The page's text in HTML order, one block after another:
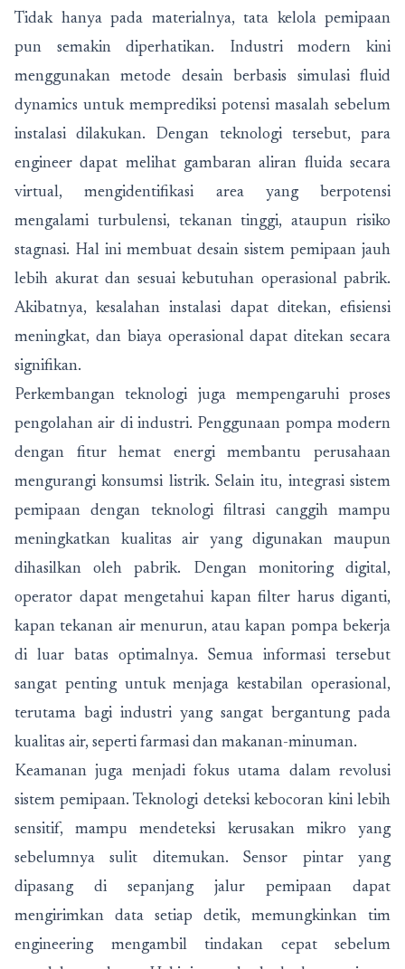
Tidak hanya pada materialnya, tata kelola pemipaan
pun semakin diperhatikan. Industri modern kini
menggunakan metode desain berbasis simulasi fluid
dynamics untuk memprediksi potensi masalah sebelum
instalasi dilakukan. Dengan teknologi tersebut, para
engineer dapat melihat gambaran aliran fluida secara
virtual, mengidentifikasi area yang berpotensi
mengalami turbulensi, tekanan tinggi, ataupun risiko
stagnasi. Hal ini membuat desain sistem pemipaan jauh
lebih akurat dan sesuai kebutuhan operasional pabrik.
Akibatnya, kesalahan instalasi dapat ditekan, efisiensi
meningkat, dan biaya operasional dapat ditekan secara
signifikan.
Perkembangan teknologi juga mempengaruhi proses
pengolahan air di industri. Penggunaan pompa modern
dengan fitur hemat energi membantu perusahaan
mengurangi konsumsi listrik. Selain itu, integrasi sistem
pemipaan dengan teknologi filtrasi canggih mampu
meningkatkan kualitas air yang digunakan maupun
dihasilkan oleh pabrik. Dengan monitoring digital,
operator dapat mengetahui kapan filter harus diganti,
kapan tekanan air menurun, atau kapan pompa bekerja
di luar batas optimalnya. Semua informasi tersebut
sangat penting untuk menjaga kestabilan operasional,
terutama bagi industri yang sangat bergantung pada
kualitas air, seperti farmasi dan makanan-minuman.
Keamanan juga menjadi fokus utama dalam revolusi
sistem pemipaan. Teknologi deteksi kebocoran kini lebih
sensitif, mampu mendeteksi kerusakan mikro yang
sebelumnya sulit ditemukan. Sensor pintar yang
dipasang di sepanjang jalur pemipaan dapat
mengirimkan data setiap detik, memungkinkan tim
engineering mengambil tindakan cepat sebelum